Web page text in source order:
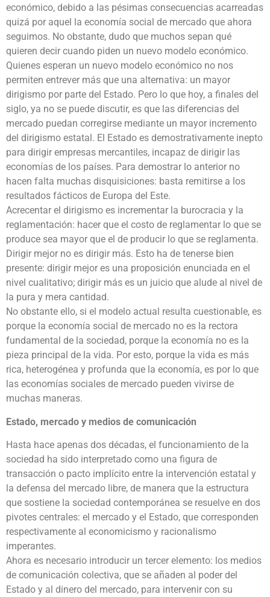
económico, debido a las pésimas consecuencias acarreadas
quizá por aquel la economía social de mercado que ahora
seguimos. No obstante, dudo que muchos sepan qué
quieren decir cuando piden un nuevo modelo económico.
Quienes esperan un nuevo modelo económico no nos
permiten entrever más que una alternativa: un mayor
dirigismo por parte del Estado. Pero lo que hoy, a finales del
siglo, ya no se puede discutir, es que las diferencias del
mercado puedan corregirse mediante un mayor incremento
del dirigismo estatal. El Estado es demostrativamente inepto
para dirigir empresas mercantiles, incapaz de dirigir las
economías de los países. Para demostrar lo anterior no
hacen falta muchas disquisiciones: basta remitirse a los
resultados fácticos de Europa del Este.
Acrecentar el dirigismo es incrementar la burocracia y la
reglamentación: hacer que el costo de reglamentar lo que se
produce sea mayor que el de producir lo que se reglamenta.
Dirigir mejor no es dirigir más. Esto ha de tenerse bien
presente: dirigir mejor es una proposición enunciada en el
nivel cualitativo; dirigir más es un juicio que alude al nivel de
la pura y mera cantidad.
No obstante ello, si el modelo actual resulta cuestionable, es
porque la economía social de mercado no es la rectora
fundamental de la sociedad, porque la economía no es la
pieza principal de la vida. Por esto, porque la vida es más
rica, heterogénea y profunda que la economía, es por lo que
las economías sociales de mercado pueden vivirse de
muchas maneras.
Estado, mercado y medios de comunicación
Hasta hace apenas dos décadas, el funcionamiento de la
sociedad ha sido interpretado como una figura de
transacción o pacto implícito entre la intervención estatal y
la defensa del mercado libre, de manera que la estructura
que sostiene la sociedad contemporánea se resuelve en dos
pivotes centrales: el mercado y el Estado, que corresponden
respectivamente al economicismo y racionalismo
imperantes.
Ahora es necesario introducir un tercer elemento: los medios
de comunicación colectiva, que se añaden al poder del
Estado y al dinero del mercado, para intervenir con su